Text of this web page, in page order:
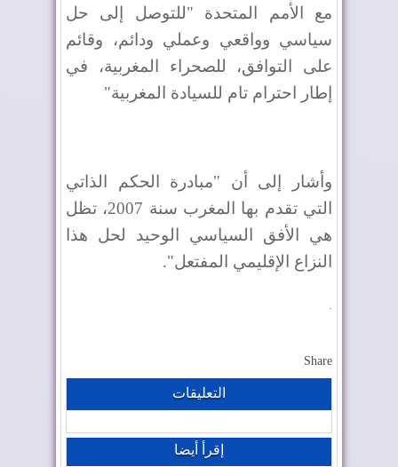
مع الأمم المتحدة "للتوصل إلى حل
سياسي وواقعي وعملي ودائم، وقائم
على التوافق، للصحراء المغربية، في
إطار احترام تام للسيادة المغربية"
وأشار إلى أن "مبادرة الحكم الذاتي
التي تقدم بها المغرب سنة 2007، تظل
هي الأفق السياسي الوحيد لحل هذا
النزاع الإقليمي المفتعل".
.
Share
التعليقات
إقرأ أيضا